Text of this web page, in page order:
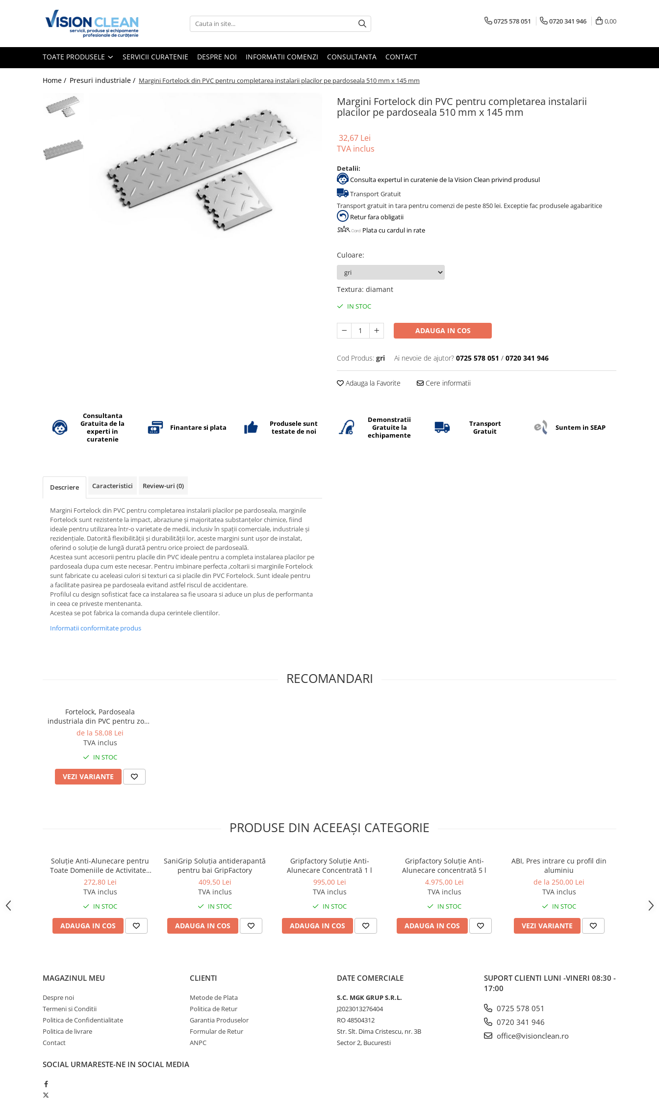
Aspiratoare si masini curatenie
Aspiratoare injectie - extractie
Echipament de curatat cu presiune
Masini de curatat si aspirat
Dezinfectanti medicali profesionali
Dezinfectanti suprafete
Dispensere hartie igienica
Dispensere prosoape pliate (Z)
Dispensere pungi igiena feminina
Dispensere rola hartie industriala
Dispensere rola prosop hartie
Dispensere servetele masa,
servetele faciale
Dozatoare sapun lichid
Uscatoare de maini si par
Uscatoare de maini
Cearceaf hartie & cearceaf hartie
Servetele masa & faciale
Odorizante profesionale
Aparate odorizante profesionale
Odorizant toalera, wc
Odorizante camera
Produse de curatenie
Carucioare
Carucioare bucatarie
Carucioare curatenie
Lavete profesionale
Saci menajeri
0725 578 051 0720 341 946 0,00
TOATE PRODUSELE SERVICII CURATENIE DESPRE NOI INFORMATII COMENZI CONSULTANTA CONTACT
Home / Presuri industriale / Margini Fortelock din PVC pentru completarea instalarii placilor pe pardoseala 510 mm x 145 mm
Margini Fortelock din PVC pentru completarea instalarii
placilor pe pardoseala 510 mm x 145 mm
32,67 Lei
TVA inclus
Detalii:
Consulta expertul in curatenie de la Vision Clean privind produsul
Transport Gratuit
Transport gratuit in tara pentru comenzi de peste 850 lei. Exceptie fac produsele agabaritice
Retur fara obligatii
Plata cu cardul in rate
Culoare:
Textura: diamant
IN STOC
ADAUGA IN COS
Cod Produs: gri Ai nevoie de ajutor? 0725 578 051 / 0720 341 946
Adauga la Favorite Cere informatii
Consultanta
Gratuita de la
experti in
curatenie
Finantare si plata
Produsele sunt
testate de noi
Demonstratii
Gratuite la
echipamente
Transport
Gratuit
Suntem in SEAP
Descriere Caracteristici Review-uri (0)
Margini Fortelock din PVC pentru completarea instalarii placilor pe pardoseala, marginile
Fortelock sunt rezistente la impact, abraziune și majoritatea substanțelor chimice, fiind
ideale pentru utilizarea într-o varietate de medii, inclusiv în spații comerciale, industriale și
rezidențiale. Datorită flexibilității și durabilității lor, aceste margini sunt ușor de instalat,
oferind o soluție de lungă durată pentru orice proiect de pardoseală.
Acestea sunt accesorii pentru placile din PVC ideale pentru a completa instalarea placilor pe
pardoseala dupa cum este necesar. Pentru imbinare perfecta ,coltarii si marginile Fortelock
sunt fabricate cu aceleasi culori si texturi ca si placile din PVC Fortelock. Sunt ideale pentru
a facilitate pasirea pe pardoseala evitand astfel riscul de accidentare.
Profilul cu design sofisticat face ca instalarea sa fie usoara si aduce un plus de performanta
in ceea ce priveste mentenanta.
Acestea se pot fabrica la comanda dupa cerintele clientilor.
Informatii conformitate produs
RECOMANDARI
Fortelock, Pardoseala
industriala din PVC pentru zone
cu trafic intens si tonaj ridicat,
model Diamond Industry,
de la 58,08 Lei
TVA inclus
IN STOC
VEZI VARIANTE
PRODUSE DIN ACEEAȘI CATEGORIE
Soluție Anti-Alunecare pentru
Toate Domeniile de Activitate -
1L
272,80 Lei
TVA inclus
IN STOC
ADAUGA IN COS
SaniGrip Soluția antiderapantă
pentru bai GripFactory
409,50 Lei
TVA inclus
IN STOC
ADAUGA IN COS
Gripfactory Soluție Anti-
Alunecare Concentrată 1 l
995,00 Lei
TVA inclus
IN STOC
ADAUGA IN COS
Gripfactory Soluție Anti-
Alunecare concentrată 5 l
4.975,00 Lei
TVA inclus
IN STOC
ADAUGA IN COS
ABI, Pres intrare cu profil din
aluminiu
de la 250,00 Lei
TVA inclus
IN STOC
VEZI VARIANTE
MAGAZINUL MEU
Despre noi
Termeni si Conditii
Politica de Confidentialitate
Politica de livrare
Contact
CLIENTI
Metode de Plata
Politica de Retur
Garantia Produselor
Formular de Retur
ANPC
DATE COMERCIALE
S.C. MGK GRUP S.R.L.
J2023013276404
RO 48504312
Str. Slt. Dima Cristescu, nr. 3B
Sector 2, Bucuresti
SUPORT CLIENTI LUNI -VINERI 08:30 -
17:00
0725 578 051
0720 341 946
office@visionclean.ro
SOCIAL URMARESTE-NE IN SOCIAL MEDIA